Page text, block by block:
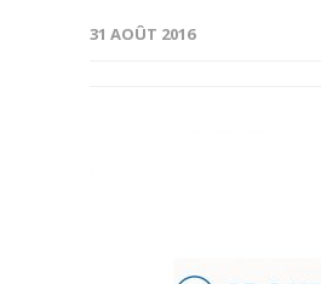
31 AOÛT 2016